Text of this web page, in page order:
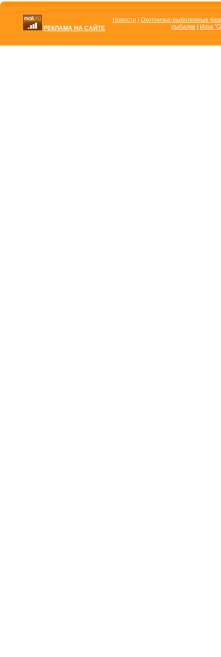
РЕКЛАМА НА САЙТЕ
Новости
Охотничье-рыболовные
рыбалке
Игра